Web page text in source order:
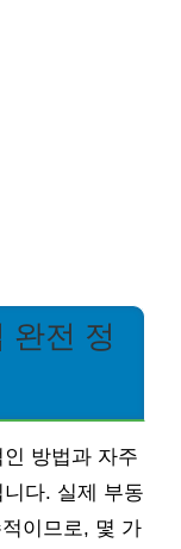
완전 정
방법과 자주
다. 실제 부동
이므로, 몇 가